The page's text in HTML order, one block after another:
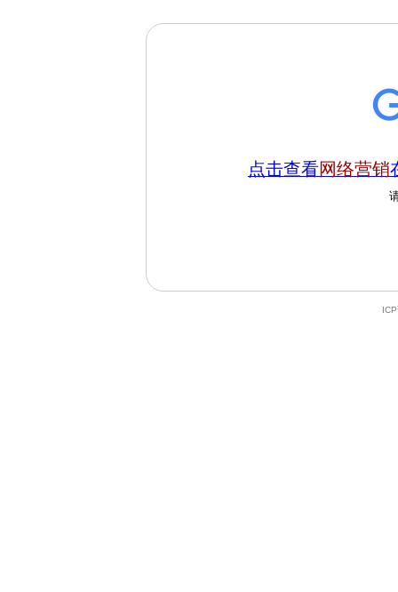
点击查看网络营销